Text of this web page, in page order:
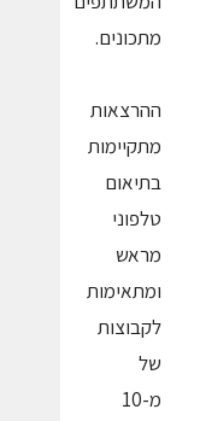
מתכונים.
ההרצאות
מתקיימות
בתיאום
טלפוני
מראש
ומתאימות
לקבוצות
של
מ-10